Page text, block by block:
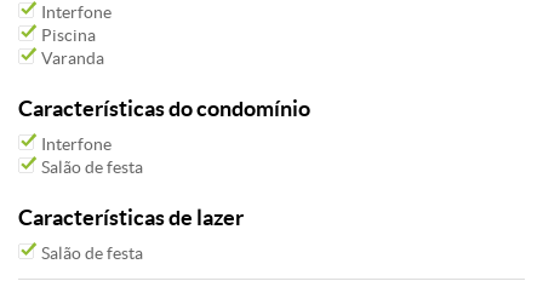
Interfone
Piscina
Varanda
Características do condomínio
Interfone
Salão de festa
Características de lazer
Salão de festa